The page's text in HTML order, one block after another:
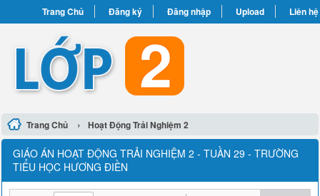
Trang Chủ Đăng ký Đăng nhập Upload Liên hệ
Trang Chủ › Hoạt Động Trải Nghiệm 2
GIÁO ÁN HOẠT ĐỘNG TRẢI NGHIỆM 2 - TUẦN 29 - TRƯỜNG
TIỂU HỌC HƯƠNG ĐIỀN